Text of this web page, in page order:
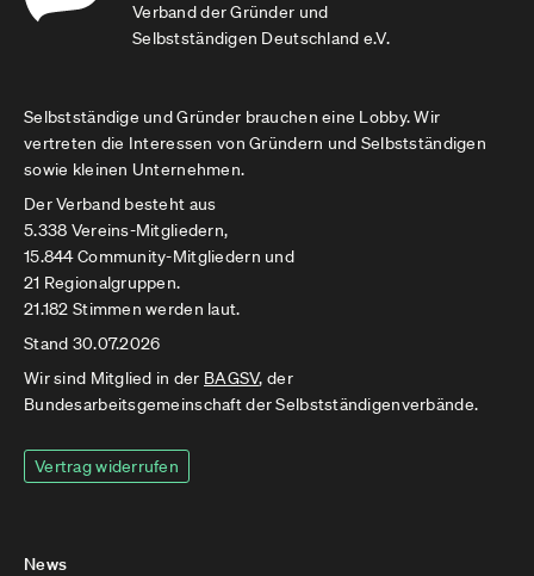
Verband der Gründer und
Selbstständigen Deutschland e.V.
Selbstständige und Gründer brauchen eine Lobby. Wir
vertreten die Interessen von Gründern und Selbstständigen
sowie kleinen Unternehmen.
Der Verband besteht aus
5.338 Vereins-Mitgliedern,
15.844 Community-Mitgliedern und
21 Regionalgruppen.
21.182 Stimmen werden laut.
Stand 30.07.2026
Wir sind Mitglied in der BAGSV, der
Bundesarbeitsgemeinschaft der Selbstständigenverbände.
Vertrag widerrufen
News